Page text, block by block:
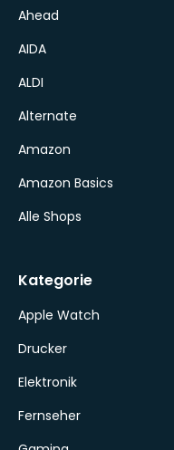
Ahead
AIDA
ALDI
Alternate
Amazon
Amazon Basics
Alle Shops
Kategorie
Apple Watch
Drucker
Elektronik
Fernseher